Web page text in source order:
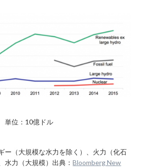
単位：10億ドル
ー（大規模な水力を除く）、火力（化石
水力（大規模）出典：Bloomberg New